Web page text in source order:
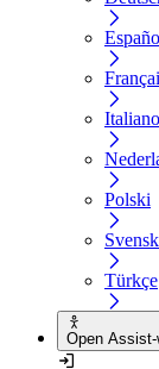
Italiano
Polski
Türkçe
Open